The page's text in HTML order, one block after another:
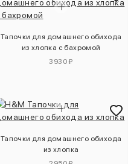
Тапочки для домашнего обихода
из хлопка с бахромой
3930 ₽
Тапочки для домашнего обихода
из хлопка